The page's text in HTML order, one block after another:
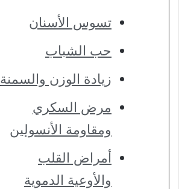
تسوس الأسنان
حب الشباب
زيادة الوزن والسمنة
مرض السكري
ومقاومة الأنسولين
أمراض القلب
والأوعية الدموية